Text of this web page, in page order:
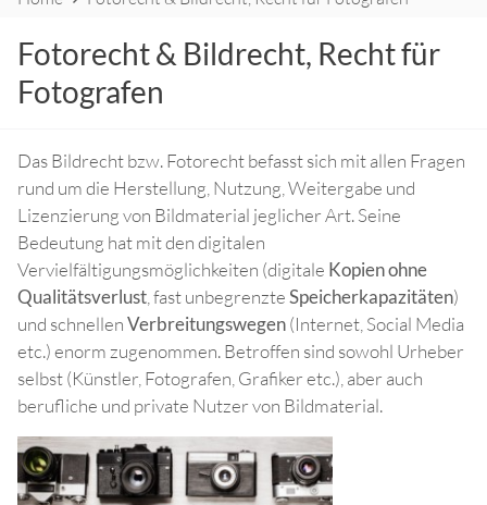
Fotorecht & Bildrecht, Recht für
Fotografen
Das Bildrecht bzw. Fotorecht befasst sich mit allen Fragen
rund um die Herstellung, Nutzung, Weitergabe und
Lizenzierung von Bildmaterial jeglicher Art. Seine
Bedeutung hat mit den digitalen
Vervielfältigungsmöglichkeiten (digitale Kopien ohne
Qualitätsverlust , fast unbegrenzteSpeicherkapazitäten)
und schnellenVerbreitungswegen(Internet, Social Media
etc.) enorm zugenommen. Betroffen sind sowohl Urheber
selbst (Künstler, Fotografen, Grafiker etc.), aber auch
berufliche und private Nutzer von Bildmaterial.